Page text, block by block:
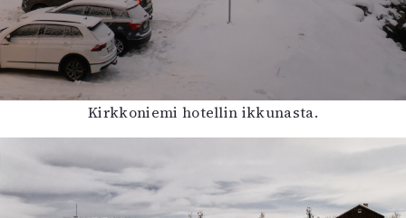
Kirkkoniemi hotellin ikkunasta.